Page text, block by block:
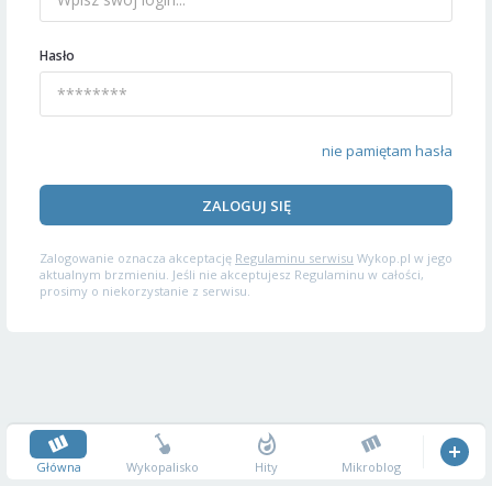
Hasło
nie pamiętam hasła
ZALOGUJ SIĘ
Zalogowanie oznacza akceptację Regulaminu serwisu Wykop.pl w jego
aktualnym brzmieniu. Jeśli nie akceptujesz Regulaminu w całości,
prosimy o niekorzystanie z serwisu.
Główna Wykopalisko Hity Mikroblog